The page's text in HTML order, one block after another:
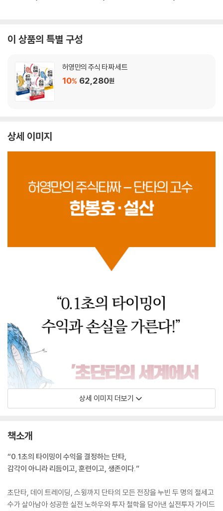
이 상품의 특별 구성
허영만의 주식 타짜 세트
10% 62,280원
상세 이미지
상세 이미지 더보기
책소개
“0.1초의 타이밍이 수익을 결정하는 단타,
감각이 아니라 리듬이고, 훈련이고, 생존이다.”
초단타, 데이 트레이딩, 스윙까지 단타의 모든 전장을 누빈 두 명의 절세고
수가 살아남아 성공한 실전 노하우와 투자 철학을 담아낸 실전투자 가이드